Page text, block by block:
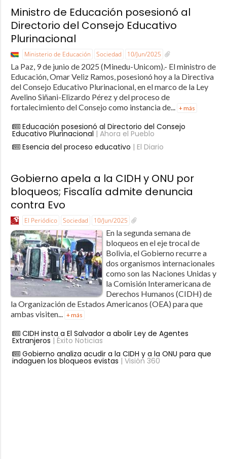
Ministro de Educación posesionó al
Directorio del Consejo Educativo
Plurinacional
Ministerio de Educación Sociedad 10/Jun/2025
La Paz, 9 de junio de 2025 (Minedu-Unicom).- El ministro de
Educación, Omar Veliz Ramos, posesionó hoy a la Directiva
del Consejo Educativo Plurinacional, en el marco de la Ley
Avelino Siñani-Elizardo Pérez y del proceso de
fortalecimiento del Consejo como instancia de... + más
Educación posesionó al Directorio del Consejo
Educativo Plurinacional | Ahora el Pueblo
Esencia del proceso educativo | El Diario
Gobierno apela a la CIDH y ONU por
bloqueos; Fiscalía admite denuncia
contra Evo
El Periódico Sociedad 10/Jun/2025
En la segunda semana de
bloqueos en el eje trocal de
Bolivia, el Gobierno recurre a
dos organismos internacionales
como son las Naciones Unidas y
la Comisión Interamericana de
Derechos Humanos (CIDH) de
la Organización de Estados Americanos (OEA) para que
ambas visiten... + más
CIDH insta a El Salvador a abolir Ley de Agentes
Extranjeros | Éxito Noticias
Gobierno analiza acudir a la CIDH y a la ONU para que
indaguen los bloqueos evistas | Visión 360